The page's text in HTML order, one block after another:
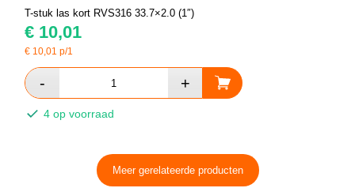
T-stuk las kort RVS316 33.7×2.0 (1″)
€ 10,01
€ 10,01 p/1
4 op voorraad
Meer gerelateerde producten